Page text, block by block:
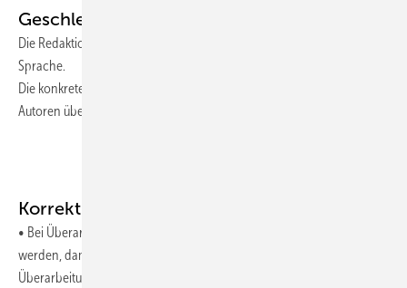
Geschlechtersensible Sprache
Die Redaktion empfiehlt eine geschlechtersensible und gut lesbare
Sprache.
Die konkrete sprachliche Ausgestaltung bleibt den Autorinnen und
Autoren überlassen.
Korrekturen
• Bei Überarbeitungen soll die Kommentarfunktion verwendet
werden, damit Änderungen nachvollziehbar bleiben. Die
Überarbeitung hat zeitnah zu erfolgen.